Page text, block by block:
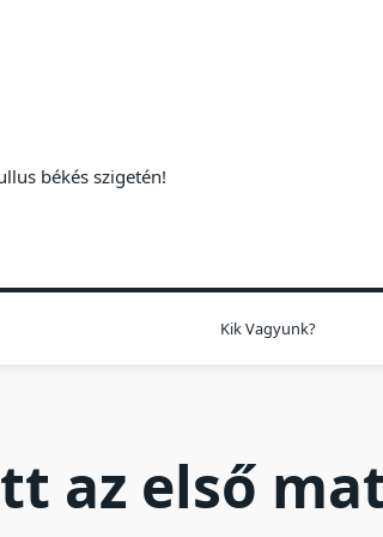
békés szigetén!
Kik Vagyunk?
az első